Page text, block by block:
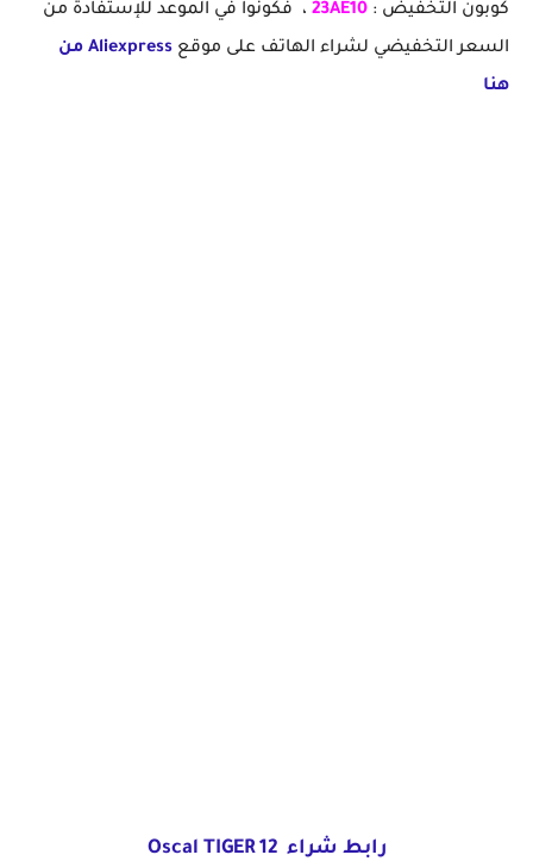
كوبون التخفيض : 23AE10 ، فكونوا في الموعد للإستفادة من
السعر التخفيضي لشراء الهاتف على موقع
Aliexpress من
هنا
رابط شراء Oscal TIGER 12